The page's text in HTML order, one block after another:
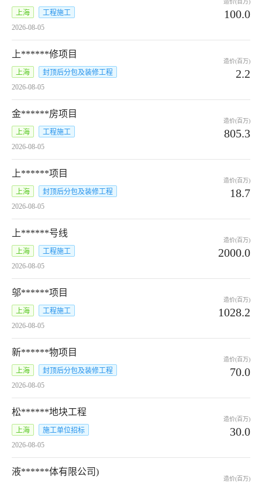
上海
工程施工
2026-08-05
造价(百万)
100.0
上******修项目
上海
封顶后分包及装修工程
2026-08-05
造价(百万)
2.2
金******房项目
上海
工程施工
2026-08-05
造价(百万)
805.3
上******项目
上海
封顶后分包及装修工程
2026-08-05
造价(百万)
18.7
上******号线
上海
工程施工
2026-08-05
造价(百万)
2000.0
邬******项目
上海
工程施工
2026-08-05
造价(百万)
1028.2
新******物项目
上海
封顶后分包及装修工程
2026-08-05
造价(百万)
70.0
松******地块工程
上海
施工单位招标
2026-08-05
造价(百万)
30.0
液******体有限公司)
造价(百万)